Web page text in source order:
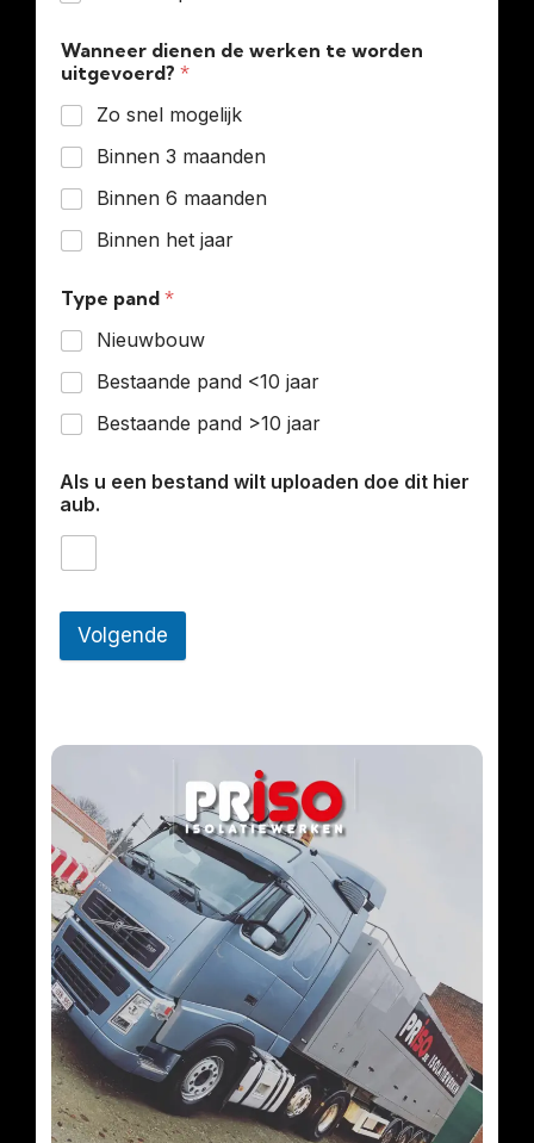
Wanneer dienen de werken te worden
uitgevoerd? *
Zo snel mogelijk
Binnen 3 maanden
Binnen 6 maanden
Binnen het jaar
Type pand *
Nieuwbouw
Bestaande pand <10 jaar
Bestaande pand >10 jaar
Als u een bestand wilt uploaden doe dit hier
aub.
Volgende